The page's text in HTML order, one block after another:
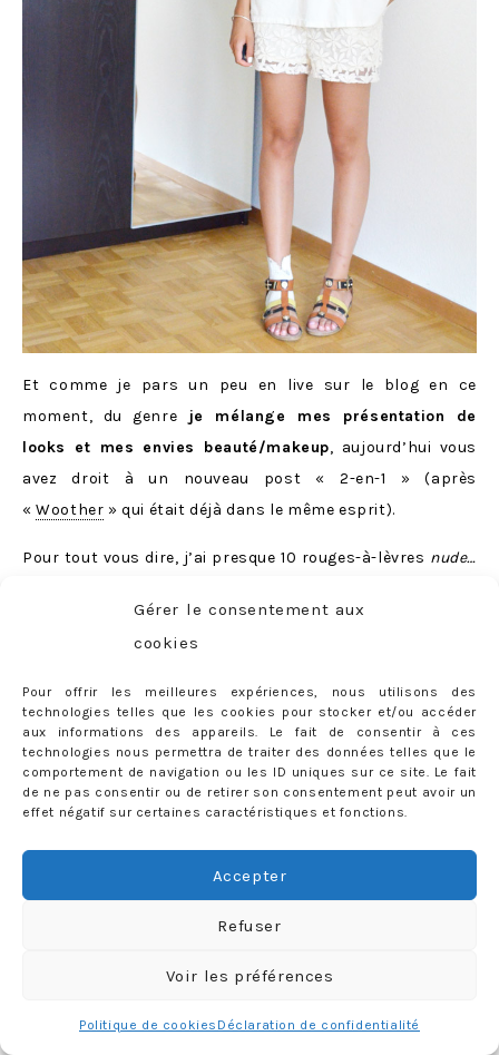
Gérer le consentement aux
cookies
Pour offrir les meilleures expériences, nous utilisons des
technologies telles que les cookies pour stocker et/ou accéder
aux informations des appareils. Le fait de consentir à ces
technologies nous permettra de traiter des données telles que le
comportement de navigation ou les ID uniques sur ce site. Le fait
de ne pas consentir ou de retirer son consentement peut avoir un
effet négatif sur certaines caractéristiques et fonctions.
Accepter
Refuser
Voir les préférences
Politique de cookies Déclaration de confidentialité
Et comme je pars un peu en live sur le blog en ce
moment, du genre
je mélange mes présentation de
looks et mes envies beauté/makeup, aujourd’hui vous
avez droit à un nouveau post « 2-en-1 » (après
«Woother » qui était déjà dans le même esprit).
Pour tout vous dire, j’ai presque 10 rouges-à-lèvres nude…
Aucun n’a jamais vraiment été à la hauteur de mes
Mine de rien, trouver le bon colori « nude »
c’est super dur car il en existe une multitude !
beige, plutôt rosé, plutôt marron, brillant, mat, semi-
mat… J’ai vraiment tout essayé. Et la plupart du temps le
résultat était affreux (si jamais la notion de « lèvres
blanches craquelées de moniteur de ski ESF » vous dit
J’ai fini par trouver mon amour chez MAC (encore !), avec